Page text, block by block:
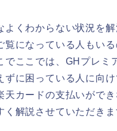
よくわからない状況を
覧になっている人もい
でここでは、GHプレミ
ずに困っている人に向
天カードの支払いがで
く解説させていただきま